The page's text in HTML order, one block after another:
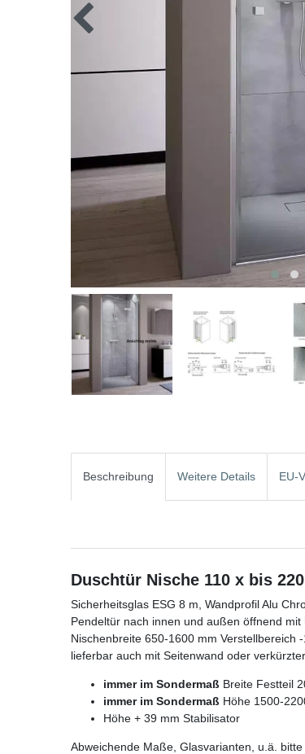
Beschreibung Weitere Details EU-
Duschtür Nische 110 x bis
Sicherheitsglas ESG 8 m, Wandprofil Alu
Pendeltür nach innen und außen öffnend mit
Nischenbreite 650-1600 mm Verstellbereich
lieferbar auch mit Seitenwand oder
immer im Sondermaß Breite Festteil
immer im Sondermaß Höhe 1500-
Höhe + 39 mm Stabilisator
Abweichende Maße, Glasvarianten, u.ä.